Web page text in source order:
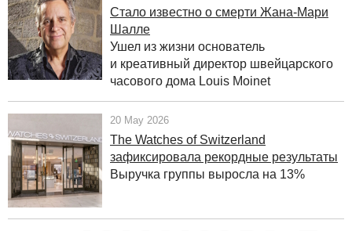
Стало известно о смерти Жана-Мари
Шалле
Ушел из жизни основатель
и креативный директор швейцарского
часового дома Louis Moinet
20 May 2026
The Watches of Switzerland
зафиксировала рекордные результаты
Выручка группы выросла на 13%